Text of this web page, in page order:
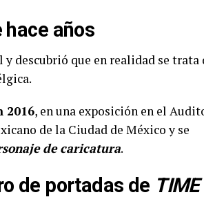
años
descubrió que en realidad se trata
2016, en una exposición en el
de la Ciudad de México y se
de caricatura.
de portadas de TIME